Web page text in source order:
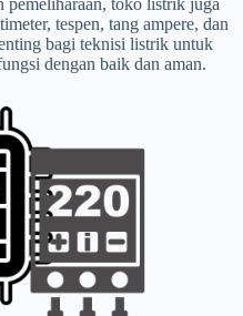
tespen, tang ampere, dan
bagi teknisi listrik untuk
dengan baik dan aman.